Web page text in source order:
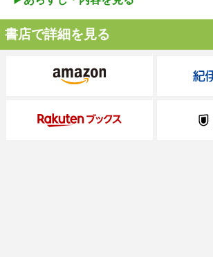
書店で詳細を見る